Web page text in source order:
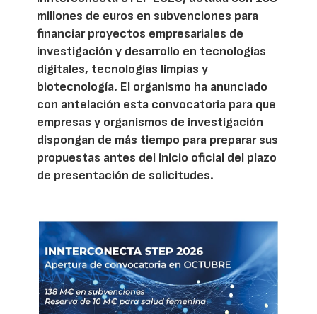
millones de euros en subvenciones para
financiar proyectos empresariales de
investigación y desarrollo en tecnologías
digitales, tecnologías limpias y
biotecnología. El organismo ha anunciado
con antelación esta convocatoria para que
empresas y organismos de investigación
dispongan de más tiempo para preparar sus
propuestas antes del inicio oficial del plazo
de presentación de solicitudes.